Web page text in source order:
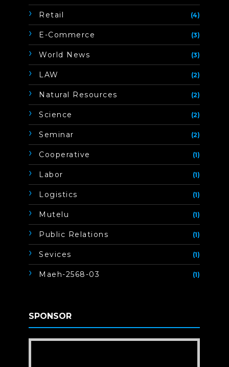
Retail (4)
E-Commerce (3)
World News (3)
LAW (2)
Natural Resources (2)
Science (2)
Seminar (2)
Cooperative (1)
Labor (1)
Logistics (1)
Mutelu (1)
Public Relations (1)
Sevices (1)
Maeh-2568-03 (1)
SPONSOR